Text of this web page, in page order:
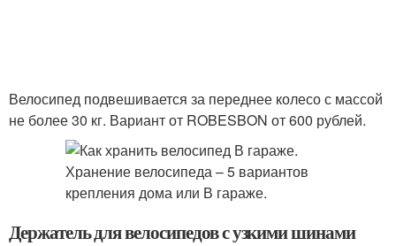
Велосипед подвешивается за переднее колесо с массой
не более 30 кг. Вариант от ROBESBON от 600 рублей.
Держатель для велосипедов с узкими шинами